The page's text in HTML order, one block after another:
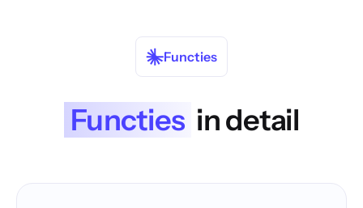
Functies
Functies in detail